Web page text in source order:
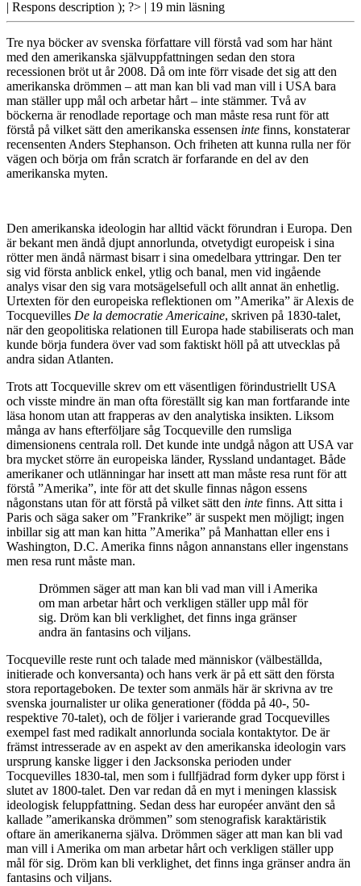
| Respons description ); ?> | 19 min läsning
Tre nya böcker av svenska författare vill förstå vad som har hänt
med den amerikanska självuppfattningen sedan den stora
recessionen bröt ut år 2008. Då om inte förr visade det sig att den
amerikanska drömmen – att man kan bli vad man vill i USA bara
man ställer upp mål och arbetar hårt – inte stämmer. Två av
böckerna är renodlade reportage och man måste resa runt för att
förstå på vilket sätt den amerikanska essensen inte finns, konstaterar
recensenten Anders Stephanson. Och friheten att kunna rulla ner för
vägen och börja om från scratch är forfarande en del av den
amerikanska myten.
Den amerikanska ideologin har alltid väckt förundran i Europa. Den
är bekant men ändå djupt annorlunda, otvetydigt europeisk i sina
rötter men ändå närmast bisarr i sina omedelbara yttringar. Den ter
sig vid första anblick enkel, ytlig och banal, men vid ingående
analys visar den sig vara motsägelsefull och allt annat än enhetlig.
Urtexten för den europeiska reflektionen om ”Amerika” är Alexis de
Tocquevilles De la democratie Americaine, skriven på 1830-talet,
när den geopolitiska relationen till Europa hade stabiliserats och man
kunde börja fundera över vad som faktiskt höll på att utvecklas på
andra sidan Atlanten.
Trots att Tocqueville skrev om ett väsentligen förindustriellt USA
och visste mindre än man ofta föreställt sig kan man fortfarande inte
läsa honom utan att frapperas av den analytiska insikten. Liksom
många av hans efterföljare såg Tocqueville den rumsliga
dimensionens centrala roll. Det kunde inte undgå någon att USA var
bra mycket större än europeiska länder, Ryssland undantaget. Både
amerikaner och utlänningar har insett att man måste resa runt för att
förstå ”Amerika”, inte för att det skulle finnas någon essens
någonstans utan för att förstå på vilket sätt den inte finns. Att sitta i
Paris och säga saker om ”Frankrike” är suspekt men möjligt; ingen
inbillar sig att man kan hitta ”Amerika” på Manhattan eller ens i
Washington, D.C. Amerika finns någon annanstans eller ingenstans
men resa runt måste man.
Drömmen säger att man kan bli vad man vill i Amerika
om man arbetar hårt och verkligen ställer upp mål för
sig. Dröm kan bli verklighet, det finns inga gränser
andra än fantasins och viljans.
Tocqueville reste runt och talade med människor (välbeställda,
initierade och konversanta) och hans verk är på ett sätt den första
stora reportageboken. De texter som anmäls här är skrivna av tre
svenska journalister ur olika generationer (födda på 40-, 50-
respektive 70-talet), och de följer i varierande grad Tocquevilles
exempel fast med radikalt annorlunda sociala kontaktytor. De är
främst intresserade av en aspekt av den amerikanska ideologin vars
ursprung kanske ligger i den Jacksonska perioden under
Tocquevilles 1830-tal, men som i fullfjädrad form dyker upp först i
slutet av 1800-talet. Den var redan då en myt i meningen klassisk
ideologisk feluppfattning. Sedan dess har européer använt den så
kallade ”amerikanska drömmen” som stenografisk karaktäristik
oftare än amerikanerna själva. Drömmen säger att man kan bli vad
man vill i Amerika om man arbetar hårt och verkligen ställer upp
mål för sig. Dröm kan bli verklighet, det finns inga gränser andra än
fantasins och viljans.